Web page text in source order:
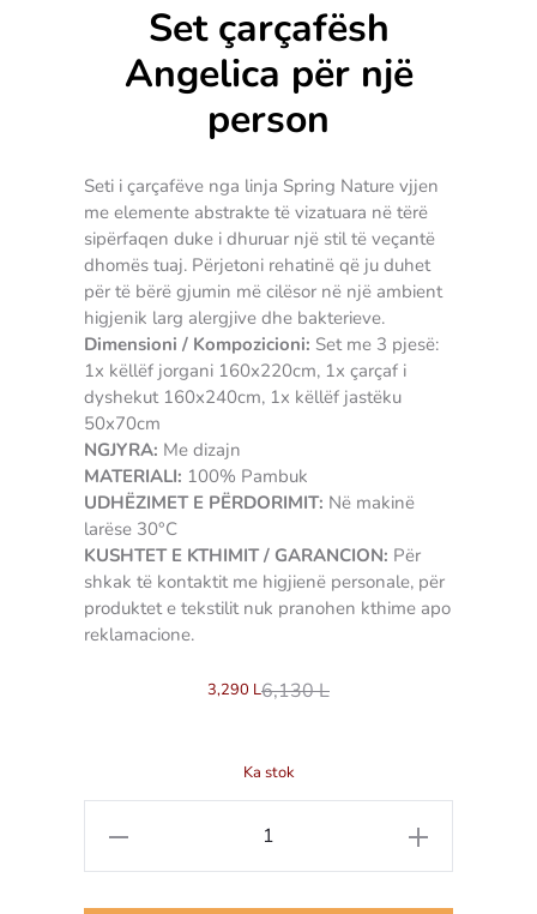
Set çarçafësh
Angelica për një
person
Seti i çarçafëve nga linja Spring Nature vjjen
me elemente abstrakte të vizatuara në tërë
sipërfaqen duke i dhuruar një stil të veçantë
dhomës tuaj. Përjetoni rehatinë që ju duhet
për të bërë gjumin më cilësor në një ambient
higjenik larg alergjive dhe bakterieve.
Dimensioni / Kompozicioni: Set me 3 pjesë:
1x këllëf jorgani 160x220cm, 1x çarçaf i
dyshekut 160x240cm, 1x këllëf jastëku
50x70cm
NGJYRA: Me dizajn
MATERIALI: 100% Pambuk
UDHËZIMET E PËRDORIMIT: Në makinë
larëse 30°C
KUSHTET E KTHIMIT / GARANCION: Për
shkak të kontaktit me higjienë personale, për
produktet e tekstilit nuk pranohen kthime apo
reklamacione.
6,130L
3,290 L
Ka stok